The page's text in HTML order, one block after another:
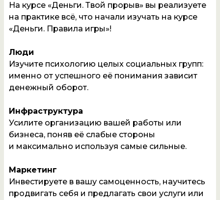
На курсе «Деньги. Твой прорыв» вы реализуете
на практике всё, что начали изучать на курсе
«Деньги. Правила игры»!
Люди
Изучите психологию целых социальных групп:
именно от успешного её понимания зависит
денежный оборот.
Инфраструктура
Усилите организацию вашей работы или
бизнеса, поняв её слабые стороны
и максимально используя самые сильные.
Маркетинг
Инвестируете в вашу самоценность, научитесь
продвигать себя и предлагать свои услуги или